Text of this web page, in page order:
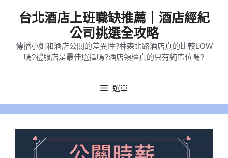
台北酒店上班職缺推薦｜酒店經紀
公司挑選全攻略
傳播小姐和酒店公關的差異性?林森北路酒店真的比較LOW
嗎?禮服店是最佳選擇嗎?酒店領檯真的只有純帶位嗎?
選單